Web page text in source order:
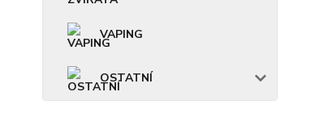
VAPING
OSTATNÍ